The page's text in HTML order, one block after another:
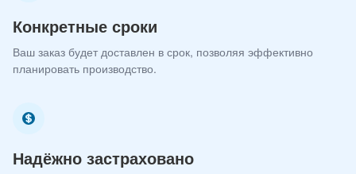
Конкретные сроки
Ваш заказ будет доставлен в срок, позволяя эффективно
планировать производство.
Надёжно застраховано